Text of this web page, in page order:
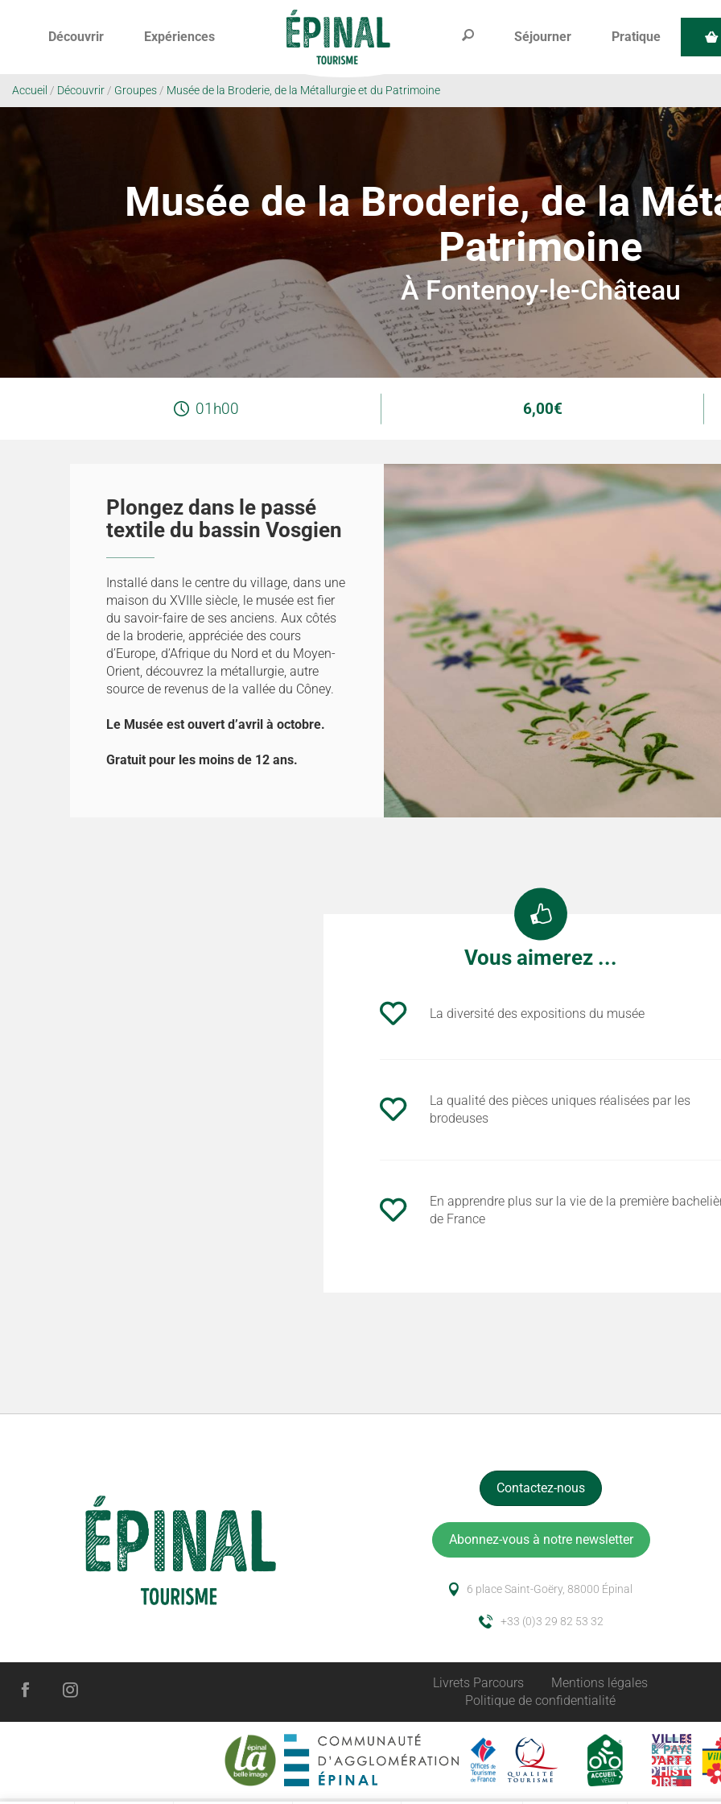
Découvrir Expériences Séjourner Pratique
Accueil / Découvrir / Groupes / Musée de la Broderie, de la Métallurgie et du Patrimoine
Musée de la Broderie, de la
Patrimoine
À Fontenoy-le-Château
01h00 6,00€
Plongez dans le passé
textile du bassin Vosgien
Installé dans le centre du village, dans une
maison du XVIIIe siècle, le musée est fier
du savoir-faire de ses anciens. Aux côtés
de la broderie, appréciée des cours
d’Europe, d’Afrique du Nord et du Moyen-
Orient, découvrez la métallurgie, autre
source de revenus de la vallée du Côney.
Le Musée est ouvert d’avril à octobre.
Gratuit pour les moins de 12 ans.
Vous aimerez ...
La diversité des expositions du musée
La qualité des pièces uniques réalisées par les
brodeuses
En apprendre plus sur la vie de la première
de France
Contactez-nous
Abonnez-vous à notre newsletter
6 place Saint-Goëry, 88000 Épinal
+33 (0)3 29 82 53 32
Livrets Parcours
Mentions légales
Politique de confidentialité